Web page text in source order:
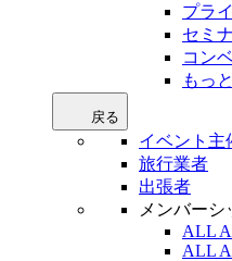
プラ
セミ
コン
もっ
戻る
イベント主
旅行業者
出張者
メンバーシ
ALL
ALL